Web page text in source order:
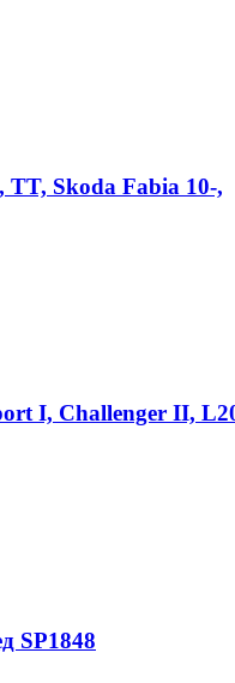
TT, Skoda Fabia 10-,
I, Challenger II,
SP1848